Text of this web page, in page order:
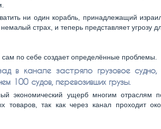
ни один корабль, принадлежащий
страх, и теперь представляет угрозу
по себе создает определённые проблемы.
в канале застряло грузовое судно,
100 судов, перевозивших грузы.
экономический ущерб многим отраслям
товаров, так как через канал проходит